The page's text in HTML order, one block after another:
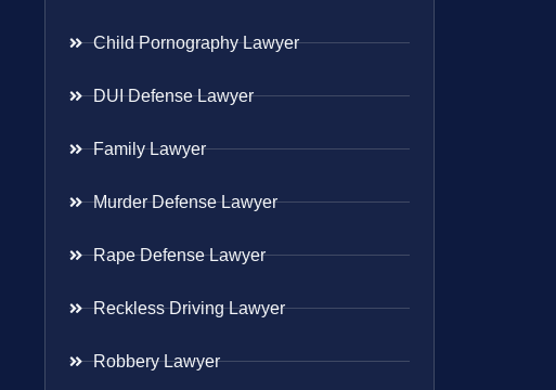
Child Pornography Lawyer
DUI Defense Lawyer
Family Lawyer
Murder Defense Lawyer
Rape Defense Lawyer
Reckless Driving Lawyer
Robbery Lawyer